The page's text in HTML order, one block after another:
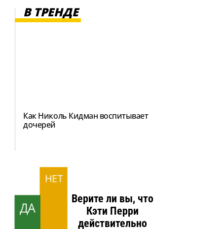
В ТРЕНДЕ
Как Николь Кидман воспитывает
дочерей
ДА
НЕТ
Верите ли вы, что
Кэти Перри
действительно